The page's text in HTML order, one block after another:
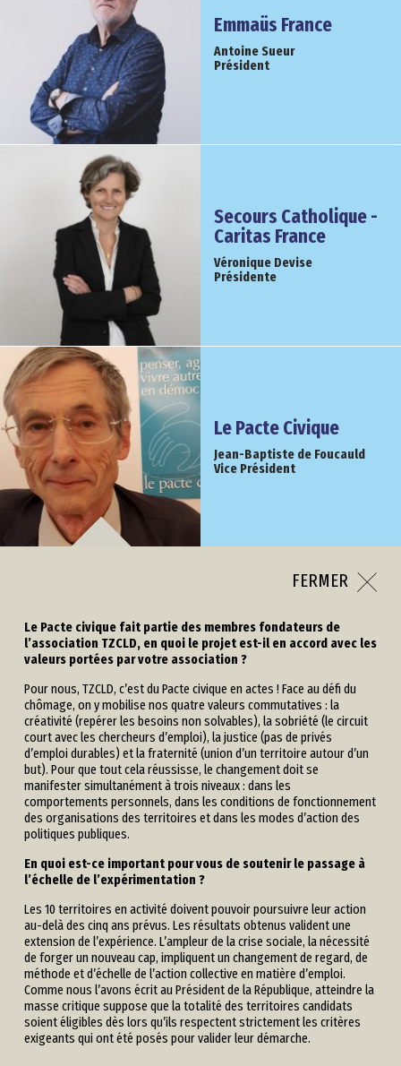
Emmaüs France
Antoine Sueur
Président
Secours Catholique -
Caritas France
Véronique Devise
Présidente
Le Pacte Civique
Jean-Baptiste de Foucauld
Vice Président
FERMER
Le Pacte civique fait partie des membres fondateurs de
l’association TZCLD, en quoi le projet est-il en accord avec les
valeurs portées par votre association ?
Pour nous, TZCLD, c’est du Pacte civique en actes ! Face au défi du
chômage, on y mobilise nos quatre valeurs commutatives : la
créativité (repérer les besoins non solvables), la sobriété (le circuit
court avec les chercheurs d’emploi), la justice (pas de privés
d’emploi durables) et la fraternité (union d’un territoire autour d’un
but). Pour que tout cela réussisse, le changement doit se
manifester simultanément à trois niveaux : dans les
comportements personnels, dans les conditions de fonctionnement
des organisations des territoires et dans les modes d’action des
politiques publiques.
En quoi est-ce important pour vous de soutenir le passage à
l’échelle de l’expérimentation ?
Les 10 territoires en activité doivent pouvoir poursuivre leur action
au-delà des cinq ans prévus. Les résultats obtenus valident une
extension de l’expérience. L’ampleur de la crise sociale, la nécessité
de forger un nouveau cap, impliquent un changement de regard, de
méthode et d’échelle de l’action collective en matière d’emploi.
Comme nous l’avons écrit au Président de la République, atteindre la
masse critique suppose que la totalité des territoires candidats
soient éligibles dès lors qu’ils respectent strictement les critères
exigeants qui ont été posés pour valider leur démarche.